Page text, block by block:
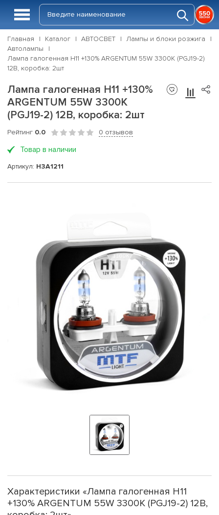
Главная Каталог АВТОСВЕТ
Лампы и блоки розжига
Автолампы
Лампа галогенная H11 +130% ARGENTUM 55W 3300К (PGJ19-2)
12В, коробка: 2шт
Лампа галогенная H11 +130%
ARGENTUM 55W 3300К
(PGJ19-2) 12В, коробка: 2шт
Рейтинг 0.0 0 отзывов
Товар в наличии
Артикул: H3A1211
Характеристики «Лампа галогенная H11
+130% ARGENTUM 55W 3300К (PGJ19-2) 12В,